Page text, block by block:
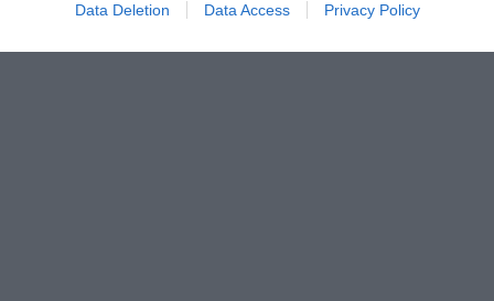
Data Deletion Data Access Privacy Policy